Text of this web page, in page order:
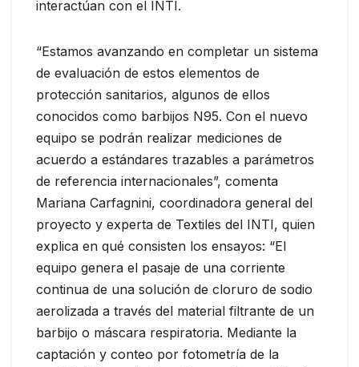
interactúan con el INTI.
“Estamos avanzando en completar un sistema
de evaluación de estos elementos de
protección sanitarios, algunos de ellos
conocidos como barbijos N95. Con el nuevo
equipo se podrán realizar mediciones de
acuerdo a estándares trazables a parámetros
de referencia internacionales”, comenta
Mariana Carfagnini, coordinadora general del
proyecto y experta de Textiles del INTI, quien
explica en qué consisten los ensayos: “El
equipo genera el pasaje de una corriente
continua de una solución de cloruro de sodio
aerolizada a través del material filtrante de un
barbijo o máscara respiratoria. Mediante la
captación y conteo por fotometría de la